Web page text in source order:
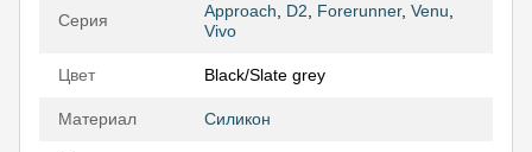
Серия Approach, D2, Forerunner, Venu,
Vivo
Цвет Black/Slate grey
Материал Силикон